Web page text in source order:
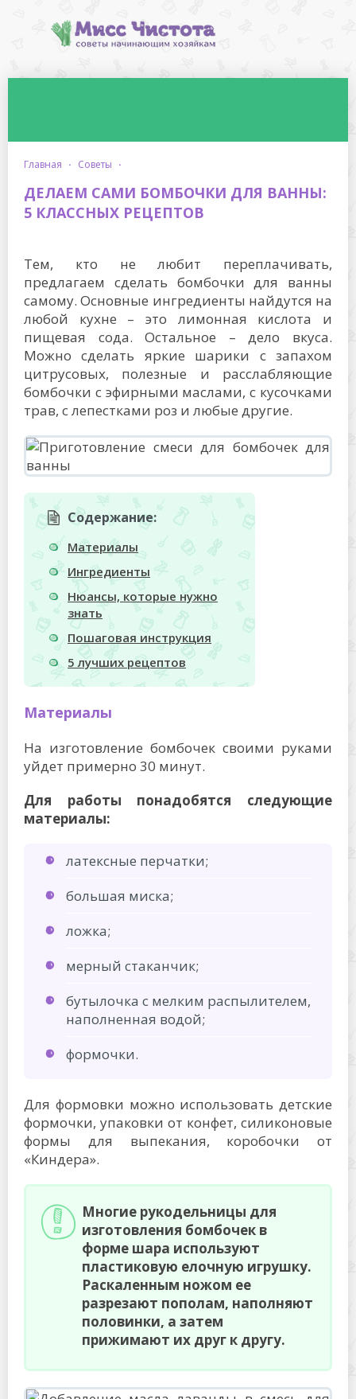
главная · советы ·
ДЕЛАЕМ САМИ БОМБОЧКИ ДЛЯ ВАННЫ:
5 КЛАССНЫХ РЕЦЕПТОВ
Тем, кто не любит переплачивать,
предлагаем сделать бомбочки для ванны
самому. Основные ингредиенты найдутся на
любой кухне – это лимонная кислота и
пищевая сода. Остальное – дело вкуса.
Можно сделать яркие шарики с запахом
цитрусовых, полезные и расслабляющие
бомбочки с эфирными маслами, с кусочками
трав, с лепестками роз и любые другие.
Содержание:
Материалы
Ингредиенты
Нюансы, которые нужно
знать
Пошаговая инструкция
5 лучших рецептов
Материалы
На изготовление бомбочек своими руками
уйдет примерно 30 минут.
Для работы понадобятся следующие
материалы:
латексные перчатки;
большая миска;
ложка;
мерный стаканчик;
бутылочка с мелким распылителем,
наполненная водой;
формочки.
Для формовки можно использовать детские
формочки, упаковки от конфет, силиконовые
формы для выпекания, коробочки от
«Киндера».
Многие рукодельницы для
изготовления бомбочек в
форме шара используют
пластиковую елочную игрушку.
Раскаленным ножом ее
разрезают пополам, наполняют
половинки, а затем
прижимают их друг к другу.